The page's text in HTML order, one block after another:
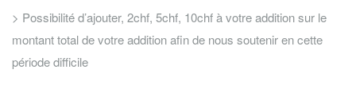
> Possibilité d’ajouter, 2chf, 5chf, 10chf à votre addition sur le
montant total de votre addition afin de nous soutenir en cette
période difficile